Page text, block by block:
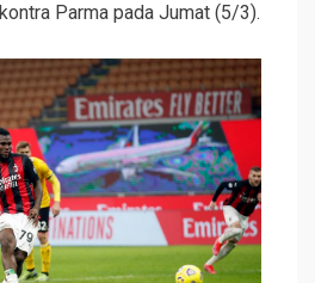
Parma pada Jumat (5/3).